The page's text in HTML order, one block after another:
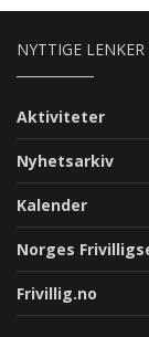
NYTTIGE LENKER
Aktiviteter
Nyhetsarkiv
Kalender
Norges
Frivillig.no